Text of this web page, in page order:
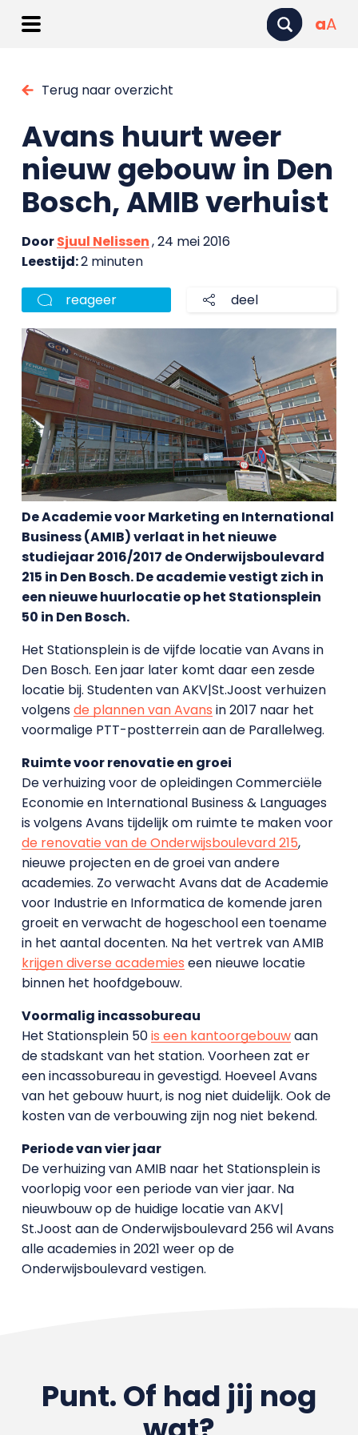
aA
Terug naar overzicht
Avans huurt weer
nieuw gebouw in Den
Bosch, AMIB verhuist
DoorSjuul Nelissen, 24 mei 2016
Leestijd:2 minuten
reageer deel
De Academie voor Marketing en International
Business (AMIB) verlaat in het nieuwe
studiejaar 2016/2017 de Onderwijsboulevard
215 in Den Bosch. De academie vestigt zich in
een nieuwe huurlocatie op het Stationsplein
50 in Den Bosch.
Het Stationsplein is de vijfde locatie van Avans in
Den Bosch. Een jaar later komt daar een zesde
locatie bij. Studenten van AKV|St.Joost verhuizen
volgensde plannen van Avans in 2017 naar het
voormalige PTT-postterrein aan de Parallelweg.
Ruimte voor renovatie en groei
De verhuizing voor de opleidingen Commerciële
Economie en International Business & Languages
is volgens Avans tijdelijk om ruimte te maken voor
de renovatie van de Onderwijsboulevard 215,
nieuwe projecten en de groei van andere
academies. Zo verwacht Avans dat de Academie
voor Industrie en Informatica de komende jaren
groeit en verwacht de hogeschool een toename
in het aantal docenten. Na het vertrek van AMIB
krijgen diverse academies een nieuwe locatie
binnen het hoofdgebouw.
Voormalig incassobureau
Het Stationsplein 50is een kantoorgebouwaan
de stadskant van het station. Voorheen zat er
een incassobureau in gevestigd. Hoeveel Avans
van het gebouw huurt, is nog niet duidelijk. Ook de
kosten van de verbouwing zijn nog niet bekend.
Periode van vier jaar
De verhuizing van AMIB naar het Stationsplein is
voorlopig voor een periode van vier jaar. Na
nieuwbouw op de huidige locatie van AKV|
St.Joost aan de Onderwijsboulevard 256 wil Avans
alle academies in 2021 weer op de
Onderwijsboulevard vestigen.
Punt. Of had jij nog